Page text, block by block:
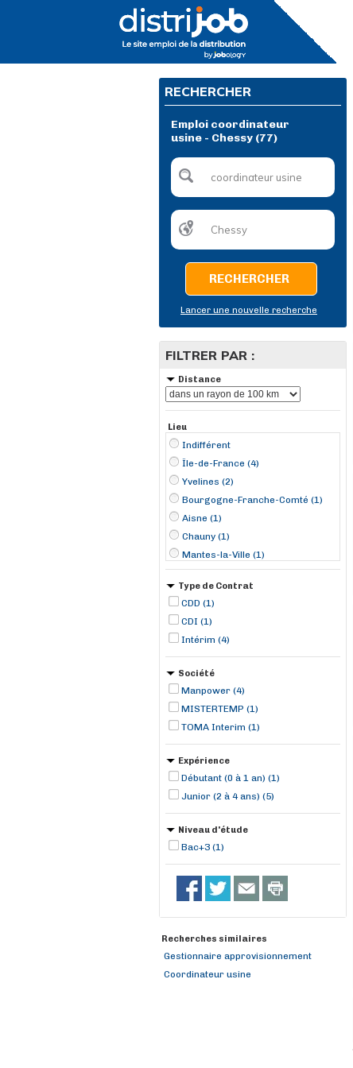
RECHERCHER
Emploi coordinateur
usine - Chessy (77)
RECHERCHER
Lancer une nouvelle recherche
FILTRER PAR :
Distance
Lieu
Indifférent
Île-de-France (4)
Yvelines (2)
Bourgogne-Franche-Comté (1)
Aisne (1)
Chauny (1)
Mantes-la-Ville (1)
Nucourt (1)
Sens (1)
Tremblay-en-France (1)
Vélizy-Villacoublay (1)
Type de Contrat
CDD (1)
CDI (1)
Intérim (4)
Société
Manpower (4)
MISTERTEMP (1)
TOMA Interim (1)
Expérience
Débutant (0 à 1 an) (1)
Junior (2 à 4 ans) (5)
Niveau d'étude
Bac+3 (1)
Recherches similaires
Gestionnaire approvisionnement
Coordinateur usine